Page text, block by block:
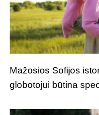
Mažosios Sofijos
globotojui būtina